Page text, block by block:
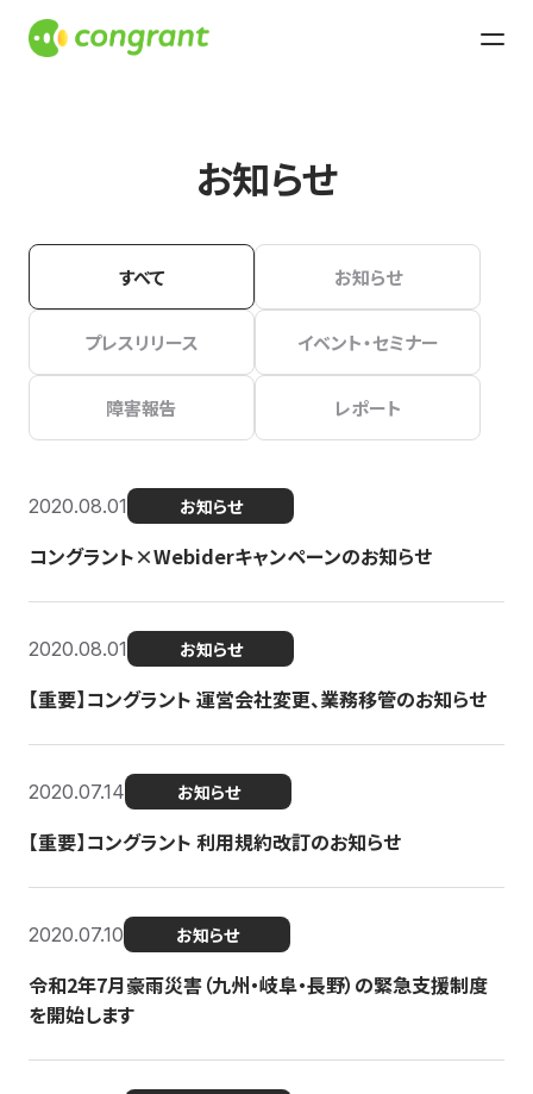
お知らせ
すべて お知らせ
プレスリリース イベント・セミナー
障害報告 レポート
2020.08.01 お知らせ
コングラント×Webiderキャンペーンのお知らせ
2020.08.01 お知らせ
【重要】コングラント 運営会社変更、業務移管のお知らせ
2020.07.14 お知らせ
【重要】コングラント 利用規約改訂のお知らせ
2020.07.10 お知らせ
令和2年7月豪雨災害（九州・岐阜・長野）の緊急支援制度
を開始します